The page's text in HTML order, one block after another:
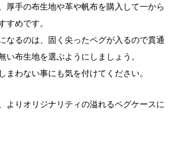
厚手の布生地や革や帆布を購入して一から
すめです。
なるのは、固く尖ったペグが入るので貫通
い布生地を選ぶようにしましょう。
まわない事にも気を付けてください。
よりオリジナリティの溢れるペグケースに